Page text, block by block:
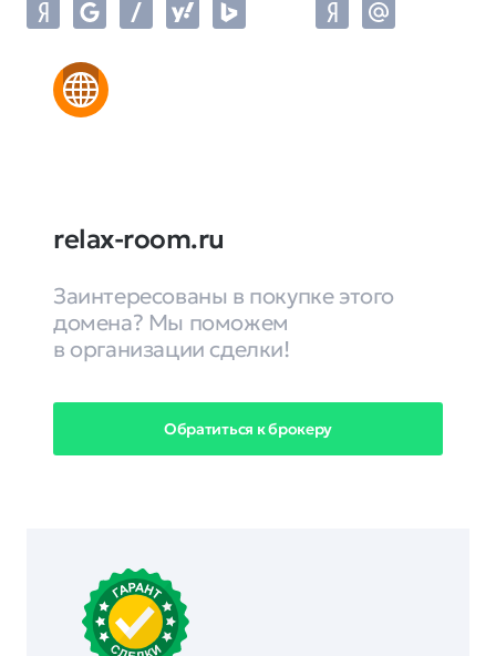
relax-room.ru
Заинтересованы в покупке этого
домена? Мы поможем
в организации сделки!
Обратиться к брокеру